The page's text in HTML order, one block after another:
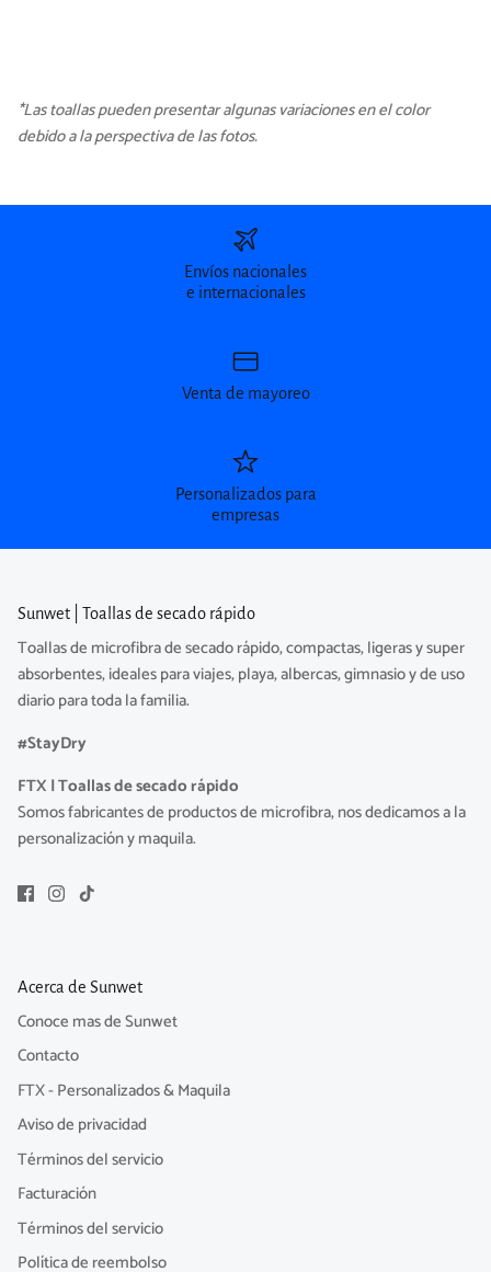
*Las toallas pueden presentar algunas variaciones en el color
debido a la perspectiva de las fotos.
Envíos nacionales
e internacionales
Venta de mayoreo
Personalizados para
empresas
Sunwet | Toallas de secado rápido
Toallas de microfibra de secado rápido, compactas, ligeras y super
absorbentes, ideales para viajes, playa, albercas, gimnasio y de uso
diario para toda la familia.
#StayDry
FTX | Toallas de secado rápido
Somos fabricantes de productos de microfibra, nos dedicamos a la
personalización y maquila.
Acerca de Sunwet
Conoce mas de Sunwet
Contacto
FTX - Personalizados & Maquila
Aviso de privacidad
Términos del servicio
Facturación
Términos del servicio
Política de reembolso